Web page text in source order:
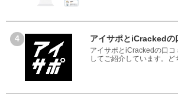
なく、悪い口コミもしっか
さい。
アイサポとiCrackedの
アイサポとiCrackedの口コ
してご紹介しています。ど
てください。